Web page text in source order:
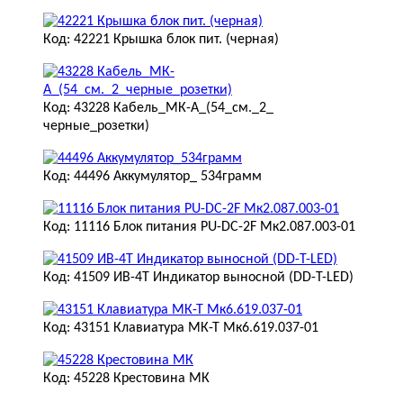
Код: 42221 Крышка блок пит. (черная)
Код: 43228 Кабель_МК-А_(54_см._2_
черные_розетки)
Код: 44496 Аккумулятор_ 534грамм
Код: 11116 Блок питания PU-DC-2F Мк2.087.003-01
Код: 41509 ИВ-4Т Индикатор выносной (DD-T-LED)
Код: 43151 Клавиатура МК-Т Мк6.619.037-01
Код: 45228 Крестовина МК